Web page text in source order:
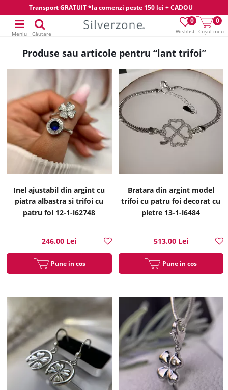
Transport GRATUIT *la comenzi peste 150 lei + CADOU
Wishlist
0
Coșul meu
0
Meniu Căutare
Produse sau articole pentru “lant trifoi”
Inel ajustabil din argint cu
piatra albastra si trifoi cu
patru foi 12-1-i62748
246.00 Lei
Pune in cos
Bratara din argint model
trifoi cu patru foi decorat cu
pietre 13-1-i6484
513.00 Lei
Pune in cos